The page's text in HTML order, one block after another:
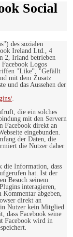
Social
des sozialen
Ireland Ltd., 4
2, Irland betrieben
Logos
"Like", "Gefällt
mit dem Zusatz
und das Aussehen der
.
die ein solches
mit den Servern
Facebook direkt an
eingebunden.
der Daten, die
die Nutzer daher
die Information, dass
hat. Ist der
Besuch seinem
interagieren,
abgeben,
direkt an
Nutzer kein Mitglied
dass Facebook seine
Facebook wird in